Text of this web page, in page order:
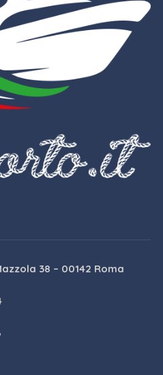
38 – 00142 Roma